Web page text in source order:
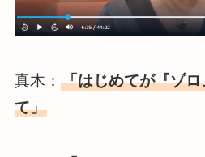
真木： 「はじめてが『ゾ
て」